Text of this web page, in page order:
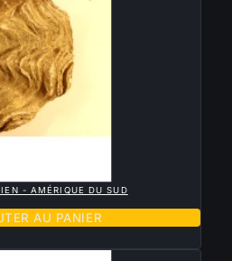
- AMÉRIQUE DU SUD
AU PANIER